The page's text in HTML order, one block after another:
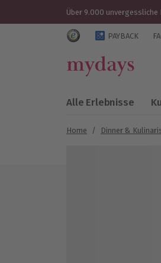
Über 9.000 unvergessliche
TrustedshopsPAYBACK
Alle Erlebnisse
Home / Dinner &